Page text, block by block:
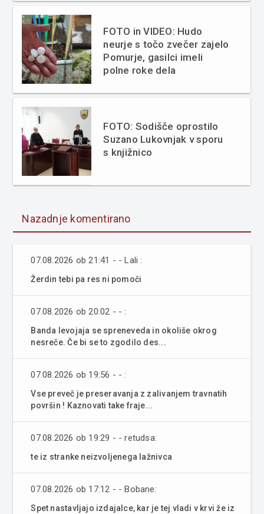
FOTO in VIDEO: Hudo
neurje s točo zvečer zajelo
Pomurje, gasilci imeli
polne roke dela
FOTO: Sodišče oprostilo
Suzano Lukovnjak v sporu
s knjižnico
Nazadnje komentirano
07.08.2026 ob 21:41 - - Lali :
Žerdin tebi pa res ni pomoči
07.08.2026 ob 20:02 - - :
Banda levojaja se spreneveda in okoliše okrog
nesreče. Če bi se to zgodilo des...
07.08.2026 ob 19:56 - - :
Vse preveč je preseravanja z zalivanjem travnatih
površin ! Kaznovati take fraje...
07.08.2026 ob 19:29 - - retudsa:
te iz stranke neizvoljenega lažnivca
07.08.2026 ob 17:12 - - Bobane:
Spet nastavljajo izdajalce, kar je tej vladi v krvi že iz